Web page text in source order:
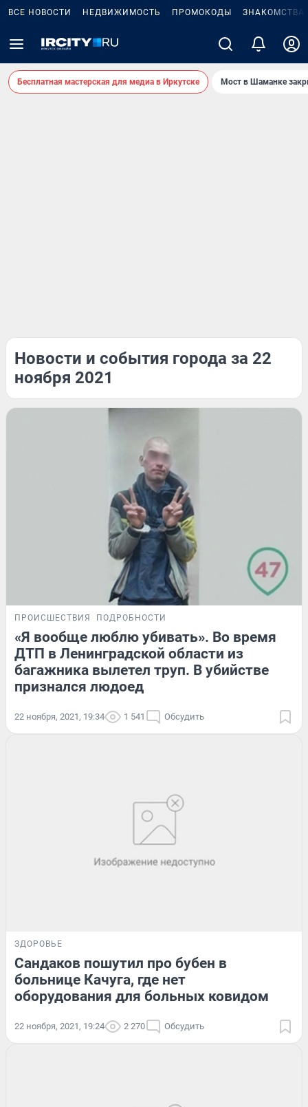
ВСЕ НОВОСТИ НЕДВИЖИМОСТЬ ПРОМОКОДЫ ЗНАКОМСТВА
Бесплатная мастерская для медиа в Иркутске Мост в Шаманке
Новости и события города за 22
ноября 2021
ПРОИСШЕСТВИЯ ПОДРОБНОСТИ
«Я вообще люблю убивать». Во время
ДТП в Ленинградской области из
багажника вылетел труп. В убийстве
признался людоед
22 ноября, 2021, 19:34 1 541 Обсудить
ЗДОРОВЬЕ
Сандаков пошутил про бубен в
больнице Качуга, где нет
оборудования для больных ковидом
22 ноября, 2021, 19:24 2 270 Обсудить